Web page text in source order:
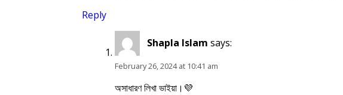
Reply
Shapla Islam says:
February 26, 2024 at 10:41 am
অসাধারণ লিখা ভাইয়া।💜